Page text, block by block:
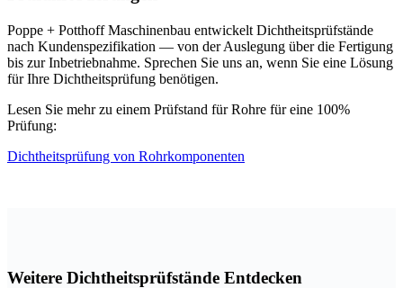
Poppe + Potthoff Maschinenbau entwickelt Dichtheitsprüfstände
nach Kundenspezifikation — von der Auslegung über die Fertigung
bis zur Inbetriebnahme. Sprechen Sie uns an, wenn Sie eine Lösung
für Ihre Dichtheitsprüfung benötigen.
Lesen Sie mehr zu einem Prüfstand für Rohre für eine 100%
Prüfung:
Dichtheitsprüfung von Rohrkomponenten
Weitere Dichtheitsprüfstände Entdecken